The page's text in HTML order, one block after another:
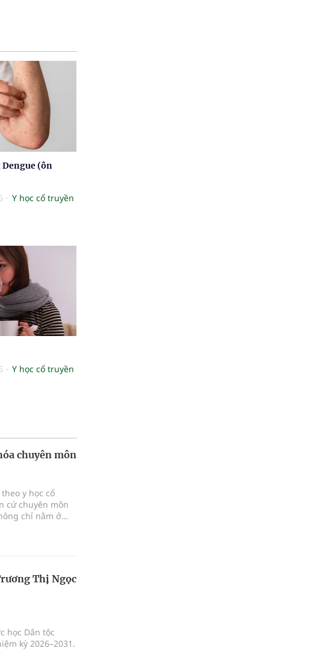
Dengue (ôn
Y học cổ truyền
Y học cổ truyền
chuyên môn
y học cổ
cứ chuyên môn
chỉ nằm ở
Thị Ngọc
học Dân tộc
kỳ 2026–2031.